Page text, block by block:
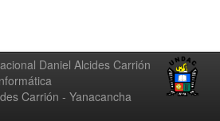
Daniel Alcides Carrión
Carrión - Yanacancha